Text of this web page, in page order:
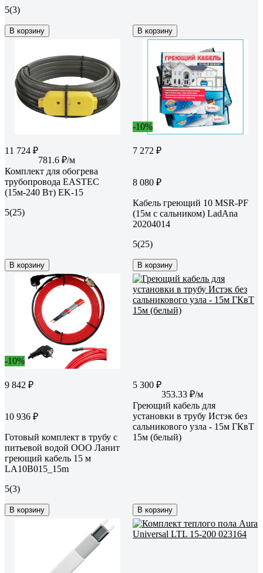
5(3)
В корзину В корзину
11 724 ₽
781.6 ₽/м
Комплект для обогрева
трубопровода EASTEC
(15м-240 Вт) EK-15
5(25)
В корзину
-10%
7 272 ₽
8 080 ₽
Кабель греющий 10 MSR-PF
(15м с сальником) LadAna
20204014
5(25)
В корзину
-10%
9 842 ₽
10 936 ₽
Готовый комплект в трубу с
питьевой водой ООО Ланит
греющий кабель 15 м
LA10B015_15m
5(3)
В корзину
5 300 ₽
353.33 ₽/м
Греющий кабель для
установки в трубу Истэк без
сальникового узла - 15м ГКвТ
15м (белый)
В корзину